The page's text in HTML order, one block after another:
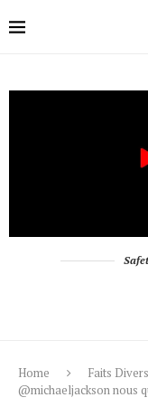
Home Faits Divers
@michaeljackson nous